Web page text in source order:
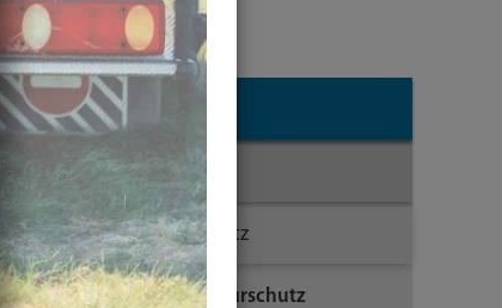
Themen
Umwelt
Naturschutz und Artenschutz
Tipps zum Arten- und Naturschutz